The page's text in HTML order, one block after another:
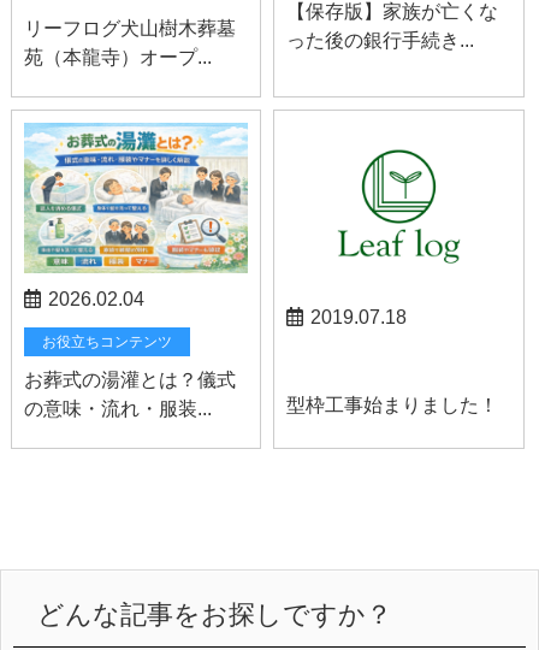
リーフログ犬山樹木葬墓
苑（本龍寺）オープ...
【保存版】家族が亡くな
った後の銀行手続き...
2026.02.04
お役立ちコンテンツ
お葬式の湯灌とは？儀式
の意味・流れ・服装...
2019.07.18
型枠工事始まりました！
どんな記事をお探しですか？